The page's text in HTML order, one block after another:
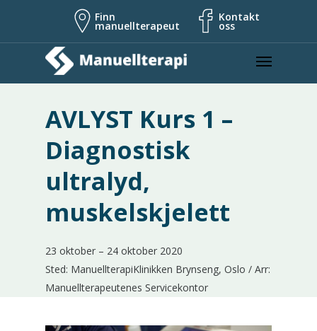
Finn
manuellterapeut
Kontakt
oss
AVLYST Kurs 1 –
Diagnostisk
ultralyd,
muskelskjelett
23 oktober – 24 oktober 2020
Sted: ManuellterapiKlinikken Brynseng, Oslo / Arr:
Manuellterapeutenes Servicekontor